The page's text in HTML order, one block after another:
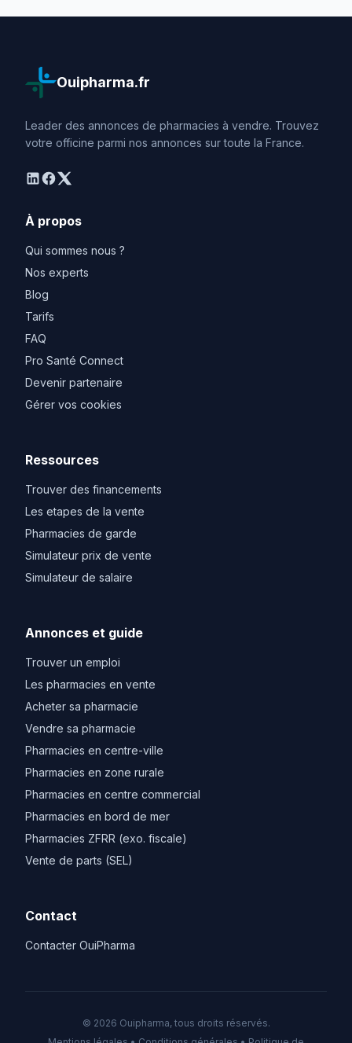
Ouipharma.fr
Leader des annonces de pharmacies à vendre. Trouvez
votre officine parmi nos annonces sur toute la France.
linkedin
facebook
twitter
À propos
Qui sommes nous ?
Nos experts
Blog
Tarifs
FAQ
Pro Santé Connect
Devenir partenaire
Gérer vos cookies
Ressources
Trouver des financements
Les etapes de la vente
Pharmacies de garde
Simulateur prix de vente
Simulateur de salaire
Annonces et guide
Trouver un emploi
Les pharmacies en vente
Acheter sa pharmacie
Vendre sa pharmacie
Pharmacies en centre-ville
Pharmacies en zone rurale
Pharmacies en centre commercial
Pharmacies en bord de mer
Pharmacies ZFRR (exo. fiscale)
Vente de parts (SEL)
Contact
Contacter OuiPharma
© 2026 Ouipharma, tous droits réservés.